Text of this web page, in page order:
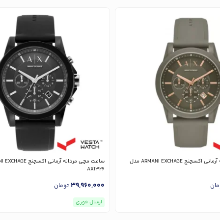
ساعت مچی مردانه آرمانی اکسچنج ARMANI EXCHAGE مدل
AX1326
39,960,000 تومان
ارسال فوری